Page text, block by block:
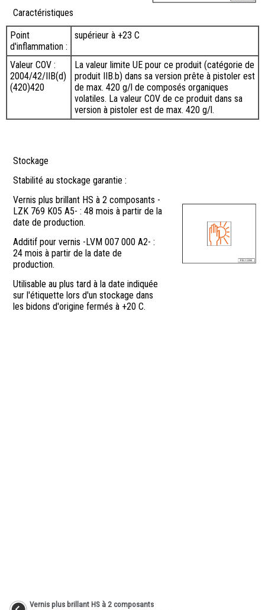
Caractéristiques
Point
d'inflammation :
supérieur à +23 C
Valeur COV :
2004/42/IIB(d)
(420)420
La valeur limite UE pour ce produit (catégorie de
produit IIB.b) dans sa version prête à pistoler est
de max. 420 g/l de composés organiques
volatiles. La valeur COV de ce produit dans sa
version à pistoler est de max. 420 g/l.
Stockage
Stabilité au stockage garantie :
Vernis plus brillant HS à 2 composants -
LZK 769 K05 A5- : 48 mois à partir de la
date de production.
Additif pour vernis -LVM 007 000 A2- :
24 mois à partir de la date de
production.
Utilisable au plus tard à la date indiquée
sur l'étiquette lors d'un stockage dans
les bidons d'origine fermés à +20 C.
Vernis plus brillant HS à 2 composants